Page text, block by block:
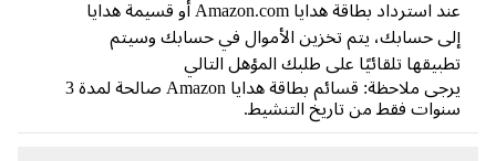
عند استرداد بطاقة هدايا Amazon.com أو قسيمة هدايا
حسابك، يتم تخزين الأموال في حسابك وسيتم
تلقائيًا على طلبك المؤهل التالي
يرجى ملاحظة: قسائم بطاقة هدايا Amazon صالحة لمدة 3
فقط من تاريخ التنشيط.